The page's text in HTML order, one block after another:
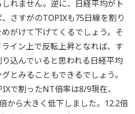
れません。逆に、日経平均がト
さすがのTOPIXも75日線を割り
がけて下げてくるでしょう。そ
イン上で反転上昇となれば、す
込んでいると思われる日経平均
とみることもできるでしょう。
で割ったNT倍率は8/9現在、
から大きく低下しました。12.2倍